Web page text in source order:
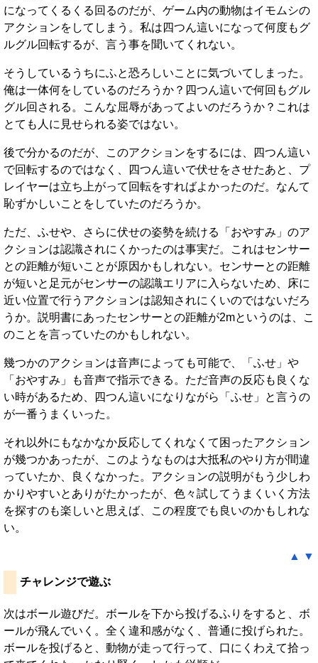
になってくるくる回るのだが、ゲーム内の動物はイモムシの
アクションをしてしまう。私は四つん這いになって何度もグ
ルグル回転するが、言う事を聞いてくれない。
そうしているうちにふと恐ろしいことに気づいてしまった。
俺は一体何をしているのだろうか？四つん這いで何回もグル
グル回される。こんな屈辱があってよいのだろうか？これは
とても人に見せられる姿ではない。
後で分かるのだが、このアクションをするには、四つん這い
で回転するのではなく、四つん這いで伏せをさせたあと、プ
レイヤーは立ち上がって回転をすればよかったのだ。なんて
恥ずかしいことをしていたのだろうか。
ただ、ふせや、さらに伏せの姿勢を続ける「おやすみ」のア
クションは認識されにくかったのは事実だ。これはセンサー
との距離が短いことが原因かもしれない。センサーとの距離
が短いと足元がセンサーの認識エリアに入らないため、床に
近い位置で行うアクションは認知されにくいのではないだろ
うか。説明書にあったセンサーとの距離が2mというのは、こ
のことを言っていたのかもしれない。
幾つかのアクションは音声によっても可能で、「ふせ」や
「おやすみ」も音声で指示できる。ただ音声の反応も良くな
い時があるため、四つん這いになりながら「ふせ」と言うの
が一番うまくいった。
それ以外にもなかなか反応してくれなくて困ったアクション
が幾つかあったが、このようなものは大抵私のやり方が間違
っていたか、良くなかった。アクションの説明がもう少しわ
かりやすいとありがたかったが、色々試してうまくいく方法
を探すのも楽しいと思えば、この程度でも良いのかもしれな
い。
▲ ▼
チャレンジで遊ぶ
次はボール遊びだ。ボールを下から投げるふりをすると、ボ
ールが飛んでいく。全く違和感がなく、普通に投げられた。
ボールを投げると、動物が走って行って、口にくわえて拾っ